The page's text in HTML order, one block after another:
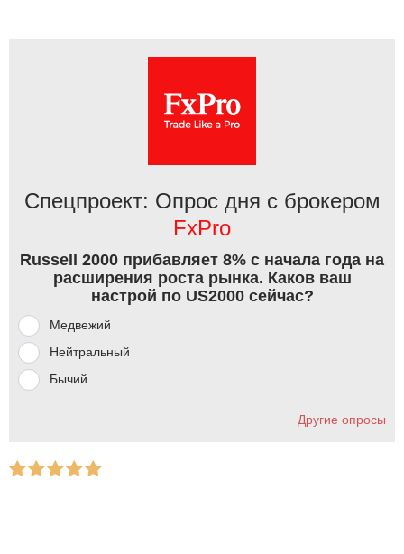
Спецпроект: Опрос дня с брокером
FxPro
Russell 2000 прибавляет 8% с начала года на
расширения роста рынка. Каков ваш
настрой по US2000 сейчас?
Медвежий
Нейтральный
Бычий
Другие опросы